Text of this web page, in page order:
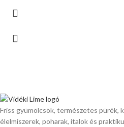
Friss gyümölcsök, természetes pürék,
élelmiszerek, poharak, italok és